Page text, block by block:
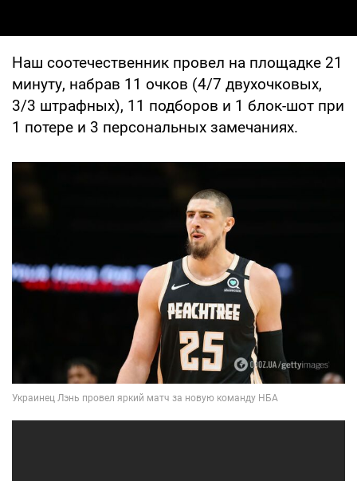
Наш соотечественник провел на площадке 21
минуту, набрав 11 очков (4/7 двухочковых,
3/3 штрафных), 11 подборов и 1 блок-шот при
1 потере и 3 персональных замечаниях.